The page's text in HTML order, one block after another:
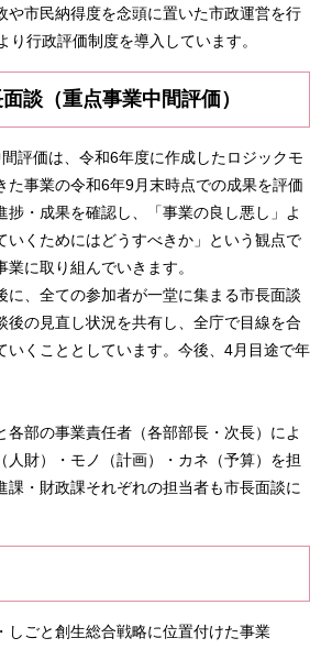
や市民納得度を念頭に置いた市政運営を行
り行政評価制度を導入しています。
談（重点事業中間評価）
評価は、令和6年度に作成したロジックモ
た事業の令和6年9月末時点での成果を評価
捗・成果を確認し、「事業の良し悪し」よ
いくためにはどうすべきか」という観点で
に取り組んでいきます。
に、全ての参加者が一堂に集まる市長面談
後の見直し状況を共有し、全庁で目線を合
いくこととしています。今後、4月目途で年
各部の事業責任者（各部部長・次長）によ
人財）・モノ（計画）・カネ（予算）を担
課・財政課それぞれの担当者も市長面談に
しごと創生総合戦略に位置付けた事業